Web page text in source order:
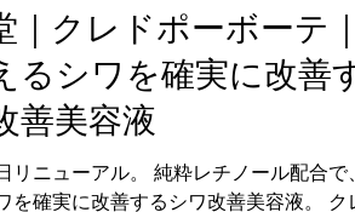
｜クレドポーボーテ
るシワを確実に改善
善美容液
リニューアル。 純粋レチノール配合で
を確実に改善するシワ改善美容液。 ク